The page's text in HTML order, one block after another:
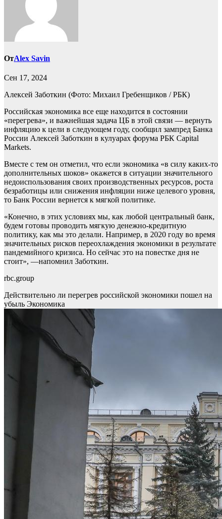
ОтAlex Savin
Сен 17, 2024
Алексей Заботкин (Фото: Михаил Гребенщиков / РБК)
Российская экономика все еще находится в состоянии
«перегрева», и важнейшая задача ЦБ в этой связи — вернуть
инфляцию к цели в следующем году, сообщил зампред Банка
России Алексей Заботкин в кулуарах форума РБК Capital
Markets.
Вместе с тем он отметил, что если экономика «в силу каких-то
дополнительных шоков» окажется в ситуации значительного
недоиспользования своих производственных ресурсов, роста
безработицы или снижения инфляции ниже целевого уровня,
то Банк России вернется к мягкой политике.
«Конечно, в этих условиях мы, как любой центральный банк,
будем готовы проводить мягкую денежно-кредитную
политику, как мы это делали. Например, в 2020 году во время
значительных рисков переохлаждения экономики в результате
пандемийного кризиса. Но сейчас это на повестке дня не
стоит», —напомнил Заботкин.
rbc.group
Действительно ли перегрев российской экономики пошел на
убыль Экономика